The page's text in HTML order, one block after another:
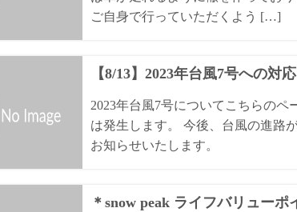
ご自身で行っていただくよう […]
【8/13】2023年台風7号への対応
2023年台風7号についてこちらの
は発生します。 今後、台風の進路
お知らせいたします。
＊snow peak ライフバリュー